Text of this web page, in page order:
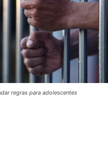
regras para adolescentes